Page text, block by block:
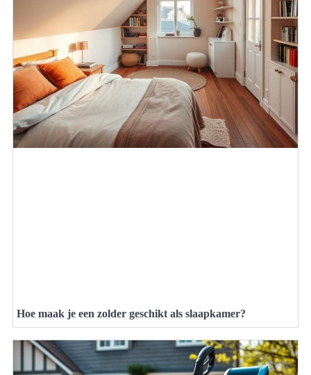
Hoe maak je een zolder geschikt als slaapkamer?